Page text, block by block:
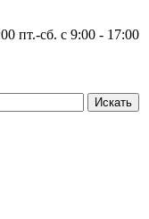
пт.-сб. с 9:00 - 17:00